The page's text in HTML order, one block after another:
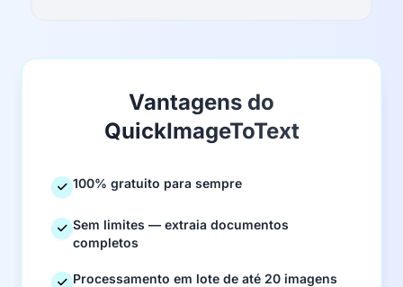
Vantagens do
QuickImageToText
100% gratuito para sempre
Sem limites — extraia documentos
completos
Processamento em lote de até 20 imagens